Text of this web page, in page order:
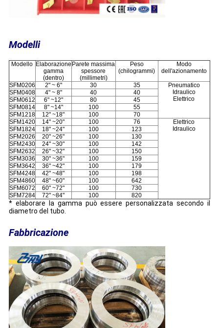
Modelli
Modello Elaborazione
gamma
(dentro)
Parete massima
spessore
(millimetri)
Peso
(chilogrammi)
Modo
dell'azionamento
SFM0206 2" ~ 6" 30 35
Pneumatico
Idraulico
Elettrico
SFM0408 4" ~ 8" 40
40
SFM0612
6" ~12" 80
45
SFM0814
8" ~14" 100
55
SFM1218
12" ~18" 100
70
SFM1420
14" ~20" 100 76
Elettrico
Idraulico
SFM1824 18" ~24" 100
123
SFM2026
20" ~26" 100
130
SFM2430
24" ~30" 100
142
SFM2632
26" ~32" 100
150
SFM3036
30" ~36" 100
159
SFM3642
36" ~42" 100
179
SFM4248
42" ~48" 100
198
SFM4860
48" ~60" 100
642
SFM6072
60" ~72" 100
730
SFM7284
72" ~84" 100 820
* elaborare la gamma può essere personalizzata secondo il
diametro del tubo.
Fabbricazione